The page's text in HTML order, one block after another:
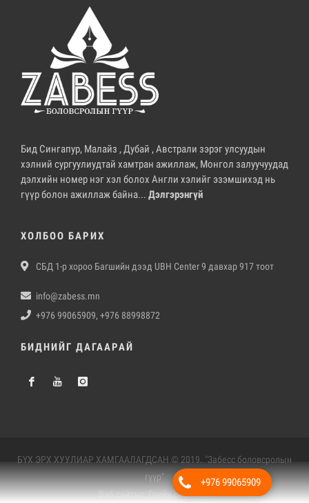
Бид Сингапур, Малайз , Дубай , Австрали зэрэг улсуудын
хэлний сургуулиудтай хамтран ажиллаж, Монгол залуучуудад
дэлхийн номер нэг хэл болох Англи хэлийг эзэмшихэд нь
гүүр болон ажиллаж байна... Дэлгэрэнгүй
ХОЛБОО БАРИХ
СБД 1-р хороо Багшийн дээд UBH Center 9 давхар 917 тоот
info@zabess.mn
+976 99065909, +976 88998872
БИДНИЙГ ДАГААРАЙ
БҮХ ЭРХ ХУУЛИАР ХАМГААЛАГДСАН © 2019. "Забесс боловсролын
гүүр"
Вэб сайтыг:Грийн софт ХХК
+976 99065909